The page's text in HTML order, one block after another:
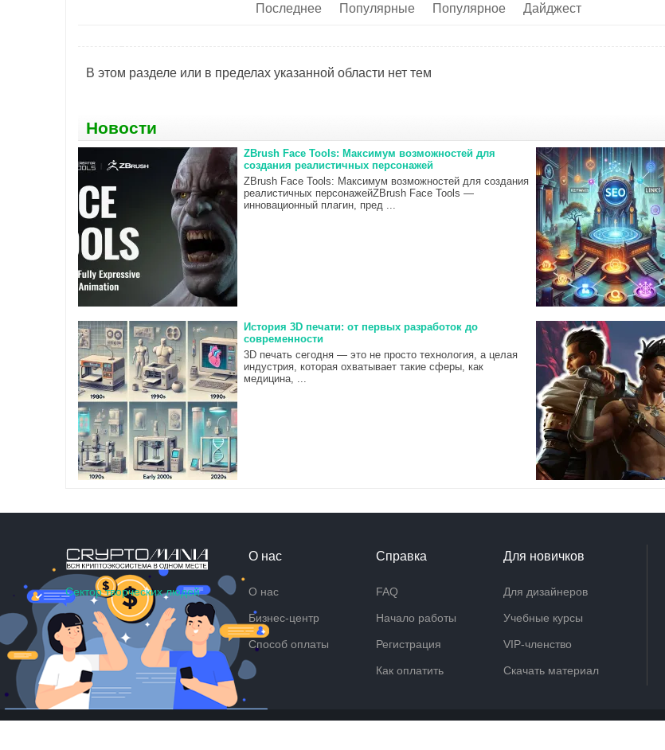
Последнее
Популярные Популярное Дайджест
В этом разделе или в пределах указанной области нет тем
Новости
ZBrush Face Tools: Максимум возможностей для
создания реалистичных персонажей
ZBrush Face Tools: Максимум возможностей для создания
реалистичных персонажейZBrush Face Tools —
инновационный плагин, пред ...
История 3D печати: от первых разработок до
современности
3D печать сегодня — это не просто технология, а целая
индустрия, которая охватывает такие сферы, как
медицина, ...
Сектор творческих людей
О нас
О нас
Бизнес-центр
Способ оплаты
Справка
FAQ
Начало работы
Регистрация
Как оплатить
Для новичков
Для дизайнеров
Учебные курсы
VIP-членство
Скачать материал